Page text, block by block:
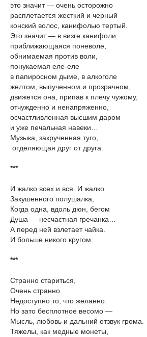
это значит — очень осторожно
расплетается жесткий и черный
конский волос, канифолью тертый.
Это значит — в визге канифоли
приближающаяся поневоле,
обнимаемая против воли,
понукаемая еле-еле
в папиросном дыме, в алкоголе
желтом, выпученном и прозрачном,
движется она, припав к плечу чужому,
отчужденно и ненапряженно,
осчастливленная высшим даром
и уже печальная навеки…
Музыка, закрученная туго,
отделяющая друг от друга.
***
И жалко всех и вся. И жалко
Закушенного полушалка,
Когда одна, вдоль дюн, бегом
Душа — несчастная гречанка…
А перед ней взлетает чайка.
И больше никого кругом.
***
Странно стариться,
Очень странно.
Недоступно то, что желанно.
Но зато бесплотное весомо —
Мысль, любовь и дальний отзвук грома.
Тяжелы, как медные монеты,